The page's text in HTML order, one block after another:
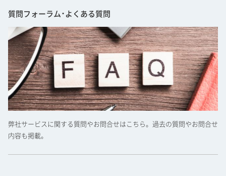
質問フォーラム･よくある質問
弊社サービスに関する質問やお問合せはこちら。過去の質問やお問合せ
内容も掲載。